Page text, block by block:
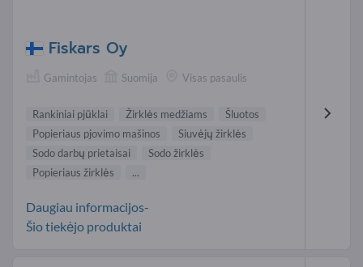
Fiskars Oy
Gamintojas Suomija Visas pasaulis
Rankiniai pjūklai Žirklės medžiams
Šluotos
Popieriaus pjovimo mašinos
Siuvėjų žirklės
Sodo darbų prietaisai
Sodo žirklės
Popieriaus žirklės
...
Daugiau informacijos-
Šio tiekėjo produktai